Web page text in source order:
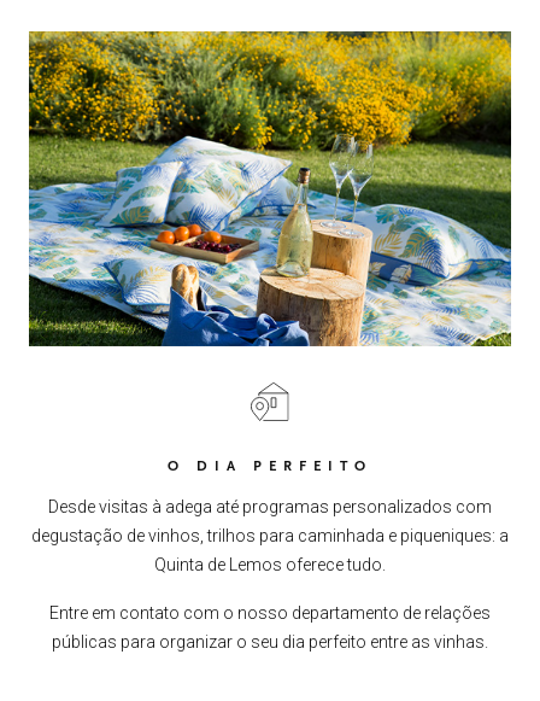
05 VISITE-NOS
06 CONTACTO
O DIA PERFEITO
Desde visitas à adega até programas personalizados com
degustação de vinhos, trilhos para caminhada e piqueniques: a
Quinta de Lemos oferece tudo.
Entre em contato com o nosso departamento de relações
públicas para organizar o seu dia perfeito entre as vinhas.